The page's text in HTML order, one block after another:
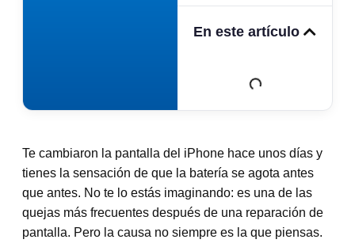
En este artículo
Te cambiaron la pantalla del iPhone hace unos días y
tienes la sensación de que la batería se agota antes
que antes. No te lo estás imaginando: es una de las
quejas más frecuentes después de una reparación de
pantalla. Pero la causa no siempre es la que piensas.